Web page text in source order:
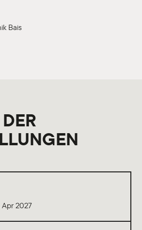
Bais
Apr 2027